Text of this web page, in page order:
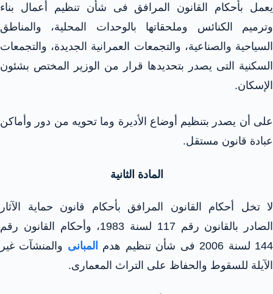
يعمل بأحكام القانون المرافق فى شأن تنظيم أعمال بناء
وترميم الكنائس وملحقاتها بالوحدات المحلية، والمناطق
السياحية والصناعية، والتجمعات العمرانية الجديدة، والتجمعات
السكنية التى يصدر بتحديدها قرار من الوزير المختص بشئون
الإسكان.
على أن يصدر بتنظيم أوضاع الأديرة وما تحويه من دور وأماكن
عبادة قانون مستقل.
المادة الثانية
لا تخل أحكام القانون المرافق بأحكام قانون حماية الآثار
الصادر بالقانون رقم 117 لسنة 1983، وأحكام القانون رقم
144 لسنة 2006 فى شأن تنظيم هدم
المبانى والمنشآت غير
الآيلة للسقوط والحفاظ على التراث المعمارى.